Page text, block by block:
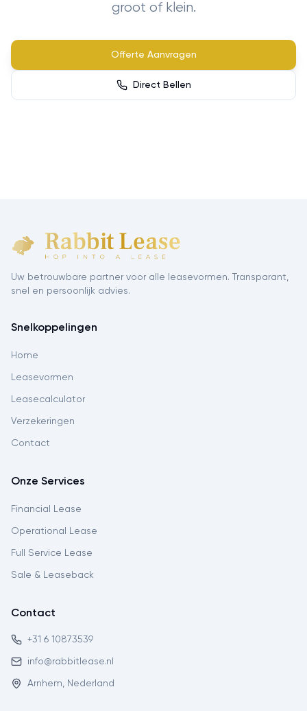
groot of klein.
Offerte Aanvragen
Direct Bellen
Uw betrouwbare partner voor alle leasevormen. Transparant,
snel en persoonlijk advies.
Snelkoppelingen
Home
Leasevormen
Leasecalculator
Verzekeringen
Contact
Onze Services
Financial Lease
Operational Lease
Full Service Lease
Sale & Leaseback
Contact
+31 6 10873539
info@rabbitlease.nl
Arnhem, Nederland